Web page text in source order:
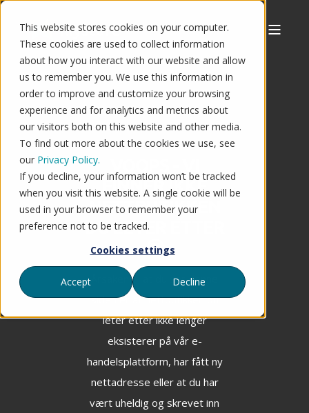
This website stores cookies on your computer.
These cookies are used to collect information
about how you interact with our website and allow
us to remember you. We use this information in
order to improve and customize your browsing
experience and for analytics and metrics about
our visitors both on this website and other media.
To find out more about the cookies we use, see
our Privacy Policy.
If you decline, your information won’t be tracked
when you visit this website. A single cookie will be
used in your browser to remember your
preference not to be tracked.
Cookies settings
Accept Decline
FINNER IKKE
NETTBUTIKKEN
DU LETER ETTER
🤔
Årsaken til at du ser denne
siden er at nettbutikken du
leter etter ikke lenger
eksisterer på vår e-
handelsplattform, har fått ny
nettadresse eller at du har
vært uheldig og skrevet inn